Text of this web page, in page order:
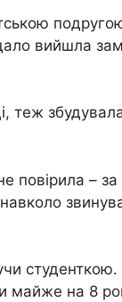
вийшла
теж
– за
студенткою.
майже на 8